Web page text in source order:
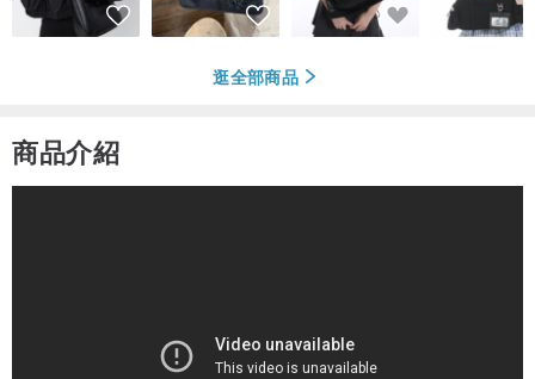
逛全部商品
商品介紹